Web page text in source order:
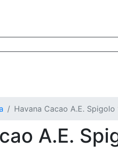
Havana Cacao A.E. Spigolo
A.E.